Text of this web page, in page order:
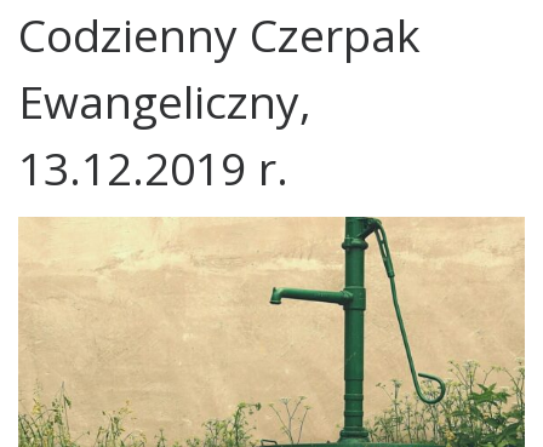
Codzienny Czerpak
Ewangeliczny,
13.12.2019 r.